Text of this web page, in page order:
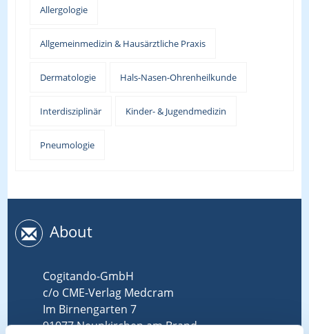
Allergologie
Allgemeinmedizin & Hausärztliche Praxis
Dermatologie Hals-Nasen-Ohrenheilkunde
Interdisziplinär Kinder- & Jugendmedizin
Pneumologie
About
Cogitando-GmbH
c/o CME-Verlag Medcram
Im Birnengarten 7
91077 Neunkirchen am Brand